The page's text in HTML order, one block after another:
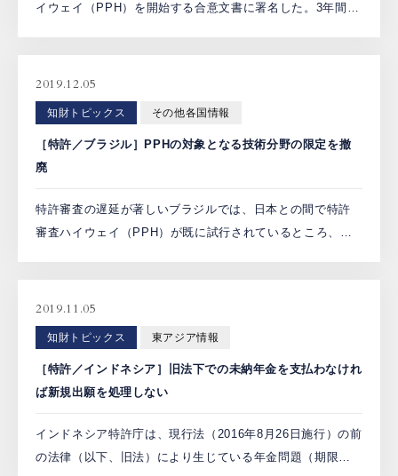
お問い合わせ
日本語
イウェイ（PPH）を開始する合意文書に署名した。3年間の
2019.12.05
知財トピックス その他各国情報
［特許／ブラジル］PPHの対象となる技術分野の限定を撤
廃
特許審査の遅延が著しいブラジルでは、日本との間で特許
審査ハイウェイ（PPH）が既に試行されているところ、ブ
[…]
2019.11.05
知財トピックス 東アジア情報
［特許／インドネシア］旧法下での未納年金を支払わなけれ
ば新規出願を処理しない
インドネシア特許庁は、現行法（2016年8月26日施行）の前
の法律（以下、旧法）により生じている年金問題（期限内